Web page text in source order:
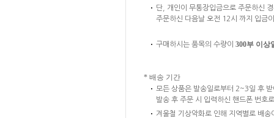
단, 개인이 무통장입금으로 주문하신
주문하신 다음날 오전 12시 까지 입금
구매하시는 품목의 수량이 300부 이상
* 배송 기간
모든 상품은 발송일로부터 2~3일 후
발송 후 주문 시 입력하신 핸드폰 번호
겨울철 기상악화로 인해 지역별로 배